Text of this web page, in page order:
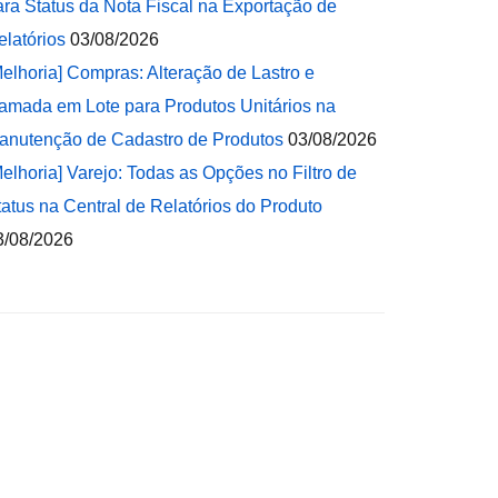
Status da Nota Fiscal na Exportação de
03/08/2026
Compras: Alteração de Lastro e
em Lote para Produtos Unitários na
de Cadastro de Produtos 03/08/2026
Varejo: Todas as Opções no Filtro de
na Central de Relatórios do Produto
08/2026